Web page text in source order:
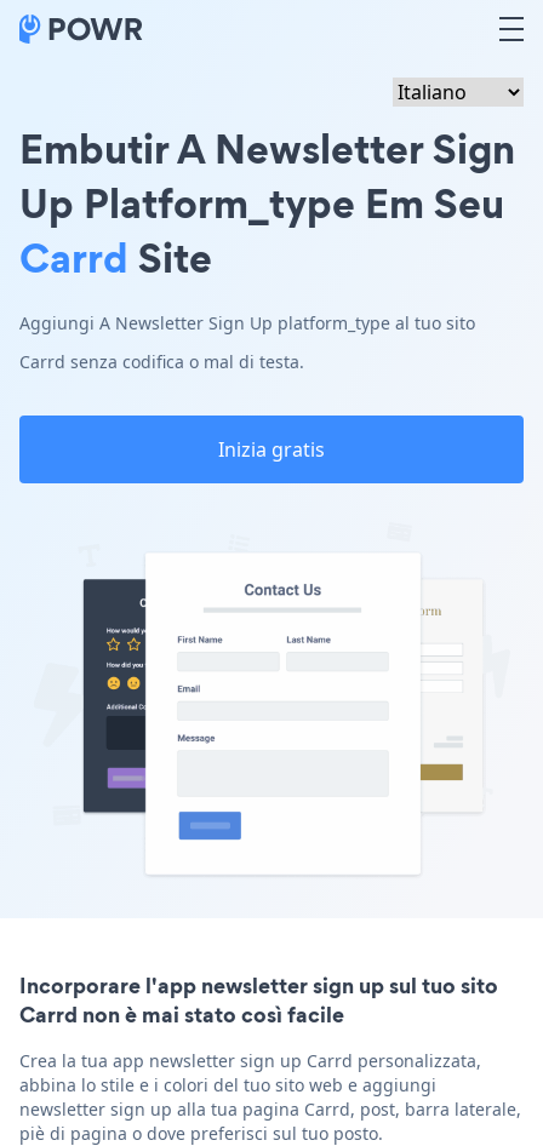
Embutir A Newsletter Sign
Up Platform_type Em Seu
Carrd Site
Aggiungi A Newsletter Sign Up platform_type al tuo sito
Carrd senza codifica o mal di testa.
Inizia gratis
Incorporare l'app newsletter sign up sul tuo sito
Carrd non è mai stato così facile
Crea la tua app newsletter sign up Carrd personalizzata,
abbina lo stile e i colori del tuo sito web e aggiungi
newsletter sign up alla tua pagina Carrd, post, barra laterale,
piè di pagina o dove preferisci sul tuo posto.